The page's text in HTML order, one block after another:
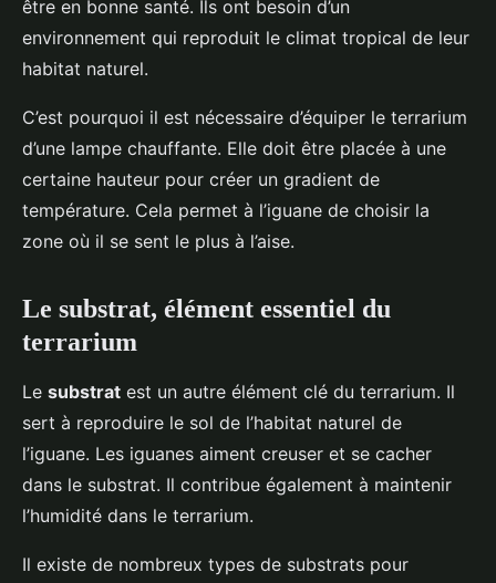
être en bonne santé. Ils ont besoin d’un
environnement qui reproduit le climat tropical de leur
habitat naturel.
C’est pourquoi il est nécessaire d’équiper le terrarium
d’une lampe chauffante. Elle doit être placée à une
certaine hauteur pour créer un gradient de
température. Cela permet à l’iguane de choisir la
zone où il se sent le plus à l’aise.
Le substrat, élément essentiel du
terrarium
Le substrat est un autre élément clé du terrarium. Il
sert à reproduire le sol de l’habitat naturel de
l’iguane. Les iguanes aiment creuser et se cacher
dans le substrat. Il contribue également à maintenir
l’humidité dans le terrarium.
Il existe de nombreux types de substrats pour